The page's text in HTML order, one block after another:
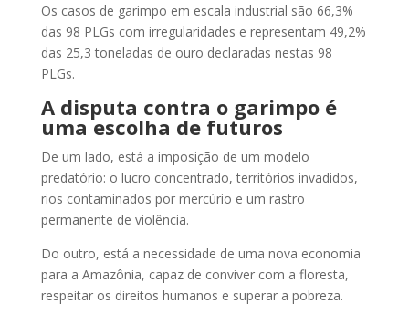
Os casos de garimpo em escala industrial são 66,3%
das 98 PLGs com irregularidades e representam 49,2%
das 25,3 toneladas de ouro declaradas nestas 98
PLGs.
A disputa contra o garimpo é
uma escolha de futuros
De um lado, está a imposição de um modelo
predatório: o lucro concentrado, territórios invadidos,
rios contaminados por mercúrio e um rastro
permanente de violência.
Do outro, está a necessidade de uma nova economia
para a Amazônia, capaz de conviver com a floresta,
respeitar os direitos humanos e superar a pobreza.